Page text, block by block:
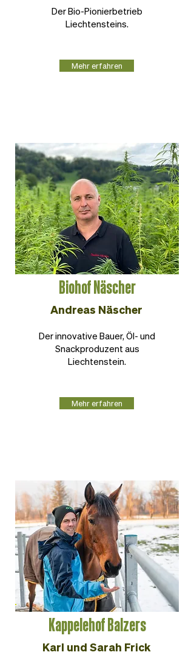
Der Bio-Pionierbetrieb
Liechtensteins.
Mehr erfahren
Biohof Näscher
Andreas Näscher
Der innovative Bauer, Öl- und
Snackproduzent aus
Liechtenstein.
Mehr erfahren
Kappelehof Balzers
Karl und Sarah Frick